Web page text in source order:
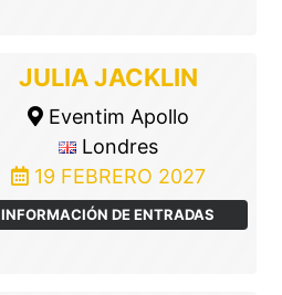
JULIA JACKLIN
Eventim Apollo
Londres
19 FEBRERO 2027
INFORMACIÓN DE ENTRADAS